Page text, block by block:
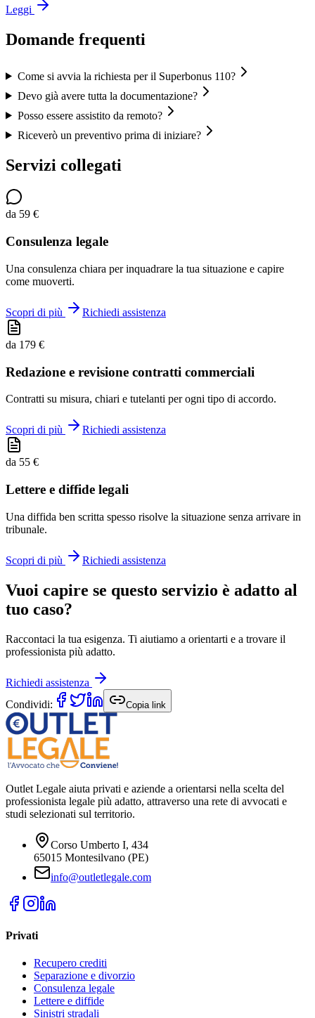
Leggi
Domande frequenti
Come si avvia la richiesta per il Superbonus 110?
Devo già avere tutta la documentazione?
Posso essere assistito da remoto?
Riceverò un preventivo prima di iniziare?
Servizi collegati
da 59 €
Consulenza legale
Una consulenza chiara per inquadrare la tua situazione e capire
come muoverti.
Scopri di più Richiedi assistenza
da 179 €
Redazione e revisione contratti commerciali
Contratti su misura, chiari e tutelanti per ogni tipo di accordo.
Scopri di più Richiedi assistenza
da 55 €
Lettere e diffide legali
Una diffida ben scritta spesso risolve la situazione senza arrivare in
tribunale.
Scopri di più Richiedi assistenza
Vuoi capire se questo servizio è adatto al
tuo caso?
Raccontaci la tua esigenza. Ti aiutiamo a orientarti e a trovare il
professionista più adatto.
Richiedi assistenza
Condividi:
Copia link
Outlet Legale aiuta privati e aziende a orientarsi nella scelta del
professionista legale più adatto, attraverso una rete di avvocati e
studi selezionati sul territorio.
Corso Umberto I, 434
65015 Montesilvano (PE)
info@outletlegale.com
Privati
Recupero crediti
Separazione e divorzio
Consulenza legale
Lettere e diffide
Sinistri stradali